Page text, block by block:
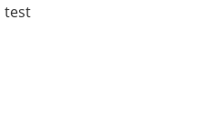
test